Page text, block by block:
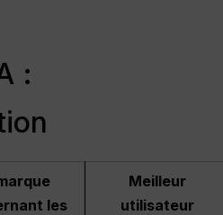
:
les
Meilleur
utilisateur